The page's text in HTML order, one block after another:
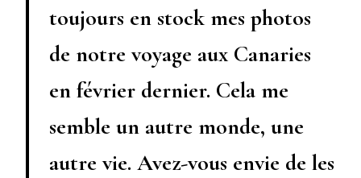
toujours en stock mes photos
de notre voyage aux Canaries
en février dernier. Cela me
semble un autre monde, une
autre vie. Avez-vous envie de les